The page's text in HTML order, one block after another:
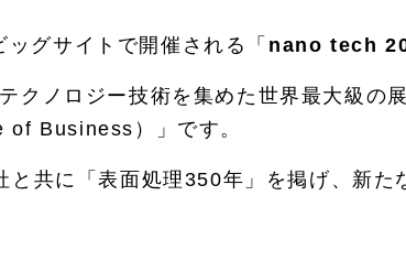
グサイトで開催される「 nano tech
クノロジー技術を集めた世界最大級の
Business）」です。
と共に「表面処理350年」を掲げ、新